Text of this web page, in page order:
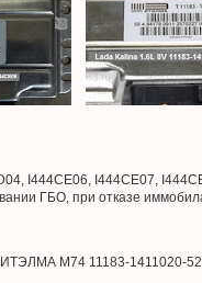
I444CE06, I444CE07,
ГБО, при отказе
ИТЭЛМА М74 11183-1411020-